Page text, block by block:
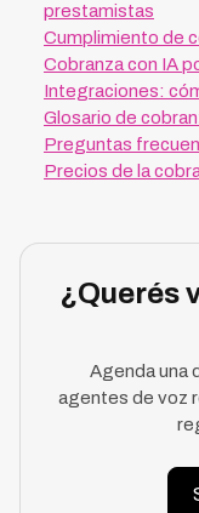
prestamistas
Cumplimiento de
Cobranza con IA
Integraciones:
Glosario de
Preguntas
Precios de la
¿Querés
Agenda una
agentes de voz